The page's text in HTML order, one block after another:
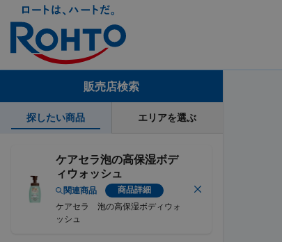
販売店検索
探したい商品 エリアを選ぶ
ケアセラ泡の高保湿ボデ
ィウォッシュ
関連商品
商品詳細
ケアセラ 泡の高保湿ボディウォ
ッシュ